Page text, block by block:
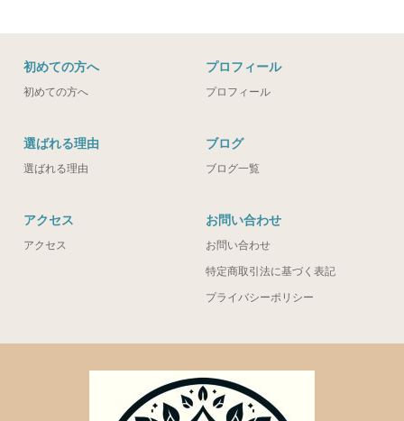
初めての方へ
初めての方へ
プロフィール
プロフィール
選ばれる理由
選ばれる理由
ブログ
ブログ一覧
アクセス
アクセス
お問い合わせ
お問い合わせ
特定商取引法に基づく表記
プライバシーポリシー